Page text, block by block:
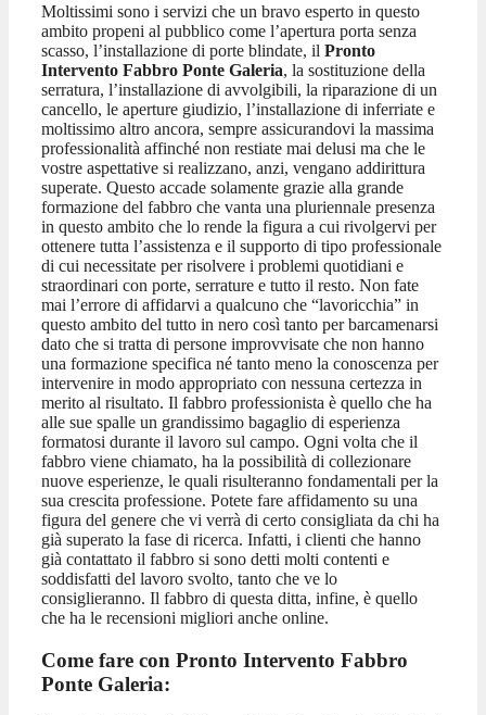
Moltissimi sono i servizi che un bravo esperto in questo
ambito propeni al pubblico come l’apertura porta senza
scasso, l’installazione di porte blindate, il Pronto
Intervento Fabbro Ponte Galeria, la sostituzione della
serratura, l’installazione di avvolgibili, la riparazione di un
cancello, le aperture giudizio, l’installazione di inferriate e
moltissimo altro ancora, sempre assicurandovi la massima
professionalità affinché non restiate mai delusi ma che le
vostre aspettative si realizzano, anzi, vengano addirittura
superate. Questo accade solamente grazie alla grande
formazione del fabbro che vanta una pluriennale presenza
in questo ambito che lo rende la figura a cui rivolgervi per
ottenere tutta l’assistenza e il supporto di tipo professionale
di cui necessitate per risolvere i problemi quotidiani e
straordinari con porte, serrature e tutto il resto. Non fate
mai l’errore di affidarvi a qualcuno che “lavoricchia” in
questo ambito del tutto in nero così tanto per barcamenarsi
dato che si tratta di persone improvvisate che non hanno
una formazione specifica né tanto meno la conoscenza per
intervenire in modo appropriato con nessuna certezza in
merito al risultato. Il fabbro professionista è quello che ha
alle sue spalle un grandissimo bagaglio di esperienza
formatosi durante il lavoro sul campo. Ogni volta che il
fabbro viene chiamato, ha la possibilità di collezionare
nuove esperienze, le quali risulteranno fondamentali per la
sua crescita professione. Potete fare affidamento su una
figura del genere che vi verrà di certo consigliata da chi ha
già superato la fase di ricerca. Infatti, i clienti che hanno
già contattato il fabbro si sono detti molti contenti e
soddisfatti del lavoro svolto, tanto che ve lo
consiglieranno. Il fabbro di questa ditta, infine, è quello
che ha le recensioni migliori anche online.
Come fare con Pronto Intervento Fabbro
Ponte Galeria: